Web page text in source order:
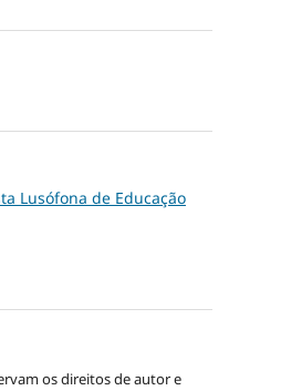
Lusófona de Educação
os direitos de autor e